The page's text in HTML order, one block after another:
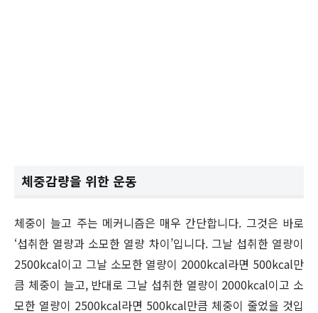
체중감량을 위한 운동
체중이 늘고 주는 메커니즘은 매우 간단합니다. 그것은 바로
‘섭취한 열량과 소모한 열량 차이’입니다. 그날 섭취한 열량이
2500kcal이고 그날 소모한 열량이 2000kcal라면 500kcal만
큼 체중이 늘고, 반대로 그날 섭취한 열량이 2000kcal이고 소
모한 열량이 2500kcal라면 500kcal만큼 체중이 줄었을 것입